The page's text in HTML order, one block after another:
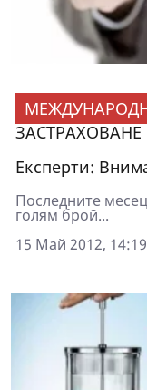
ЗАСТРАХОВАНЕ
Експерти:
Последните
голям брой...
15 Май 2012, 14:19